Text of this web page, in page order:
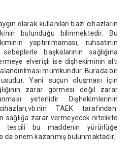
olarak kullanılan bazı cihazların
bulunduğu bilinmektedir. Bu
yaptırılmaması, ruhsatının
başkalarının sağlığına
elverişli ise dişhekiminin altı
mümkündür. Burada bir
Yani suçun oluşması için
zarar görmesi değil zarar
yeterlidir. Dişhekimlerinin
TAEK tarafından
sağlığa zarar vermeyecek nitelikte
tescili bu maddenin yürürlüğe
önem kazanmış bulunmaktadır.